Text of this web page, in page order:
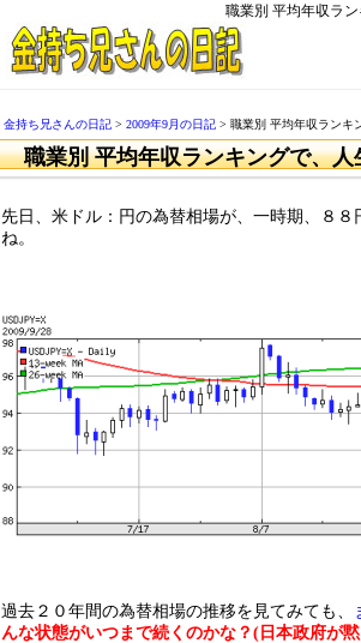
職業別 平均年収ラ
金持ち兄さんの日記 > 2009年9月の日記 > 職業別 平均年収ランキ
職業別 平均年収ランキングで、
先日、米ドル：円の為替相場が、一時期、８
ね。
過去２０年間の為替相場の推移を見てみても、
んな状態がいつまで続くのかな？(日本政府が